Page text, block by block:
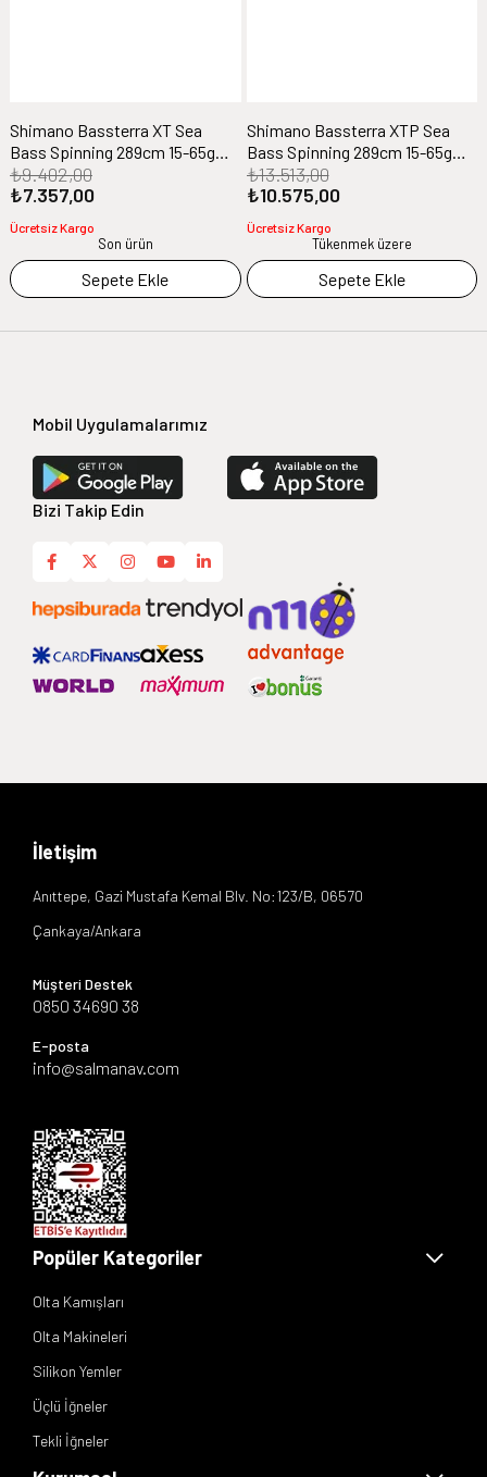
Shimano Bassterra XT Sea
Bass Spinning 289cm 15-65g
Spin Olta Kamışı
₺7.357,00
₺9.402,00
Ücretsiz Kargo
Son ürün
Sepete Ekle
Shimano Bassterra XTP Sea
Bass Spinning 289cm 15-65g
Spin Olta Kamışı
₺10.575,00
₺13.513,00
Ücretsiz Kargo
Tükenmek üzere
Sepete Ekle
Mobil Uygulamalarımız
Bizi Takip Edin
İletişim
Anıttepe, Gazi Mustafa Kemal Blv. No:123/B, 06570
Çankaya/Ankara
Müşteri Destek
0850 34690 38
E-posta
info@salmanav.com
Popüler Kategoriler
Olta Kamışları
Olta Makineleri
Silikon Yemler
Üçlü İğneler
Tekli İğneler